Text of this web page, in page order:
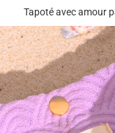
Tapoté avec amour